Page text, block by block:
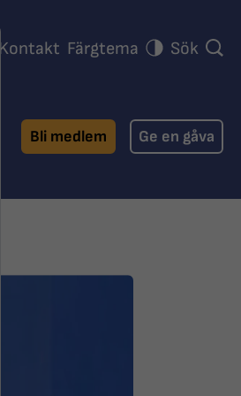
Kontakt Färgtema Sök
Bli medlem Ge en gåva